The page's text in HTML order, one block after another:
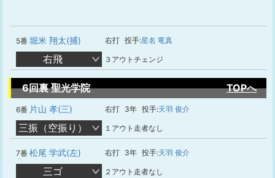
5番 堀米 翔太(捕) 右打 投手:星名 竜真
右飛 ３アウトチェンジ
6回裏 聖光学院 TOPへ
6番 片山 孝(三) 右打 3年 投手:天羽 俊介
三振（空振り） １アウト走者なし
7番 松尾 学武(左) 右打 3年 投手:天羽 俊介
三ゴ ２アウト走者なし